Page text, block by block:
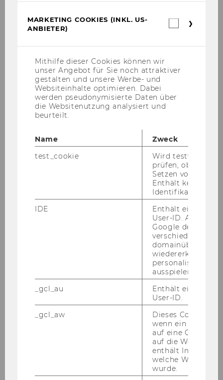
Jahr
tor*in
Dkfm. Dr., Generaldirektor der
Creditanstalt-Bankverein i. R.,
Vizekanzler und Bundesminister
für Finanzen a. D.
STÖCKL Herbert G. (geb. 1933),
Dkfm., Generaldirektor der IBM
GRÜNBERGER Reinhard, KR Ing.
tor*in
BENYA Anton (1912-2001)
DITTRICH Karl (1928-1995), KR
VAK Karl (1930-2001), GD Dr.
MARKETING COOKIES (INKL. US-
ANBIETER)
Mithilfe dieser Cookies können wir
unser Angebot für Sie noch attraktiver
gestalten und unsere Werbe- und
Websiteinhalte optimieren. Dabei
werden pseudonymisierte Daten über
die Websitenutzung analysiert und
beurteilt.
Name
Zweck
test_cookie
Wird testweise
prüfen, ob der
Setzen von
Enthält keine
IDE
Enthält eine
User-ID. Anhand
Google den User
verschiedene
wiedererkennen
personalisierte
ausspielen.
_gcl_au
Enthält eine
User-ID.
_gcl_aw
Dieses Cookie
wenn ein User
auf eine Google
auf die Website
enthält
welche
wurde.